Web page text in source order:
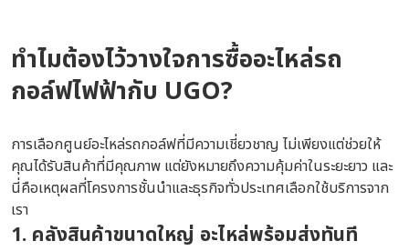
ทำไมต้องไว้วางใจการซื้ออะไหล่รถ
กอล์ฟไฟฟ้ากับ UGO?
การเลือกศูนย์อะไหล่รถกอล์ฟที่มีความเชี่ยวชาญ ไม่เพียงแต่ช่วยให้
คุณได้รับสินค้าที่มีคุณภาพ แต่ยังหมายถึงความคุ้มค่าในระยะยาว และ
นี่คือเหตุผลที่โครงการชั้นนำและธุรกิจทั่วประเทศเลือกใช้บริการจาก
เรา
1. คลังสินค้าขนาดใหญ่ อะไหล่พร้อมส่งทันที